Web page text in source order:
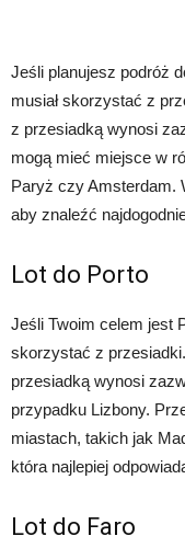
Jeśli planujesz podróż
musiał skorzystać z
z przesiadką wynosi
mogą mieć miejsce w
Paryż czy Amsterdam.
aby znaleźć
Lot do Porto
Jeśli Twoim celem jest
skorzystać z
przesiadką wynosi
przypadku Lizbony.
miastach, takich jak
która najlepiej
Lot do Faro